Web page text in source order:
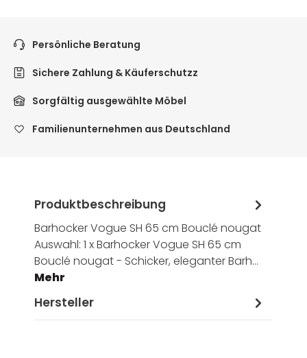
Persönliche Beratung
Sichere Zahlung & Käuferschutzz
Sorgfältig ausgewählte Möbel
Familienunternehmen aus Deutschland
Produktbeschreibung
Barhocker Vogue SH 65 cm Bouclé nougat
Auswahl: 1 x Barhocker Vogue SH 65 cm
Bouclé nougat - Schicker, eleganter Barh…
Mehr
Hersteller